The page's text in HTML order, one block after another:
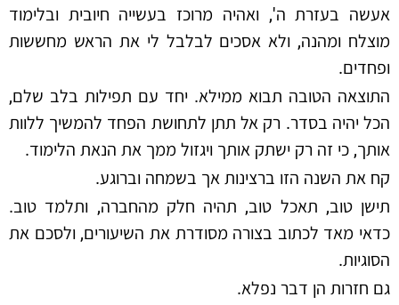
אעשה בעזרת ה', ואהיה מרוכז בעשייה חיובית ובלימוד
מוצלח ומהנה, ולא אסכים לבלבל לי את הראש מחששות
ופחדים.
התוצאה הטובה תבוא ממילא. יחד עם תפילות בלב שלם,
הכל יהיה בסדר. רק אל תתן לתחושת הפחד להמשיך ללוות
אותך, כי זה רק ישתק אותך ויגזול ממך את הנאת הלימוד.
קח את השנה הזו ברצינות אך בשמחה וברוגע.
תישן טוב, תאכל טוב, תהיה חלק מהחברה, ותלמד טוב.
כדאי מאד לכתוב בצורה מסודרת את השיעורים, ולסכם את
הסוגיות.
גם חזרות הן דבר נפלא.